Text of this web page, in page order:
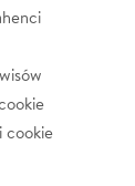
cookie